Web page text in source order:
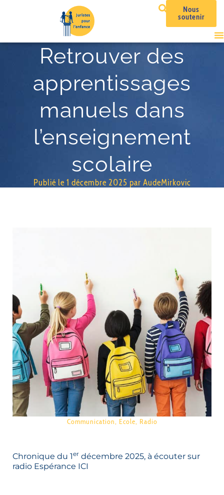
Nous
soutenir
Retrouver des
apprentissages
manuels dans
l’enseignement
scolaire
Publié le 1 décembre 2025 par AudeMirkovic
Communication, Ecole, Radio
Chronique du 1er décembre 2025, à écouter sur
radio Espérance ICI